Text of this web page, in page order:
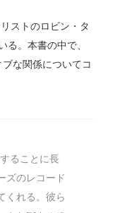
ストのロビン・タ
。本書の中で、
ブな関係についてコ
ることに長
ズのレコード
くれる。彼ら